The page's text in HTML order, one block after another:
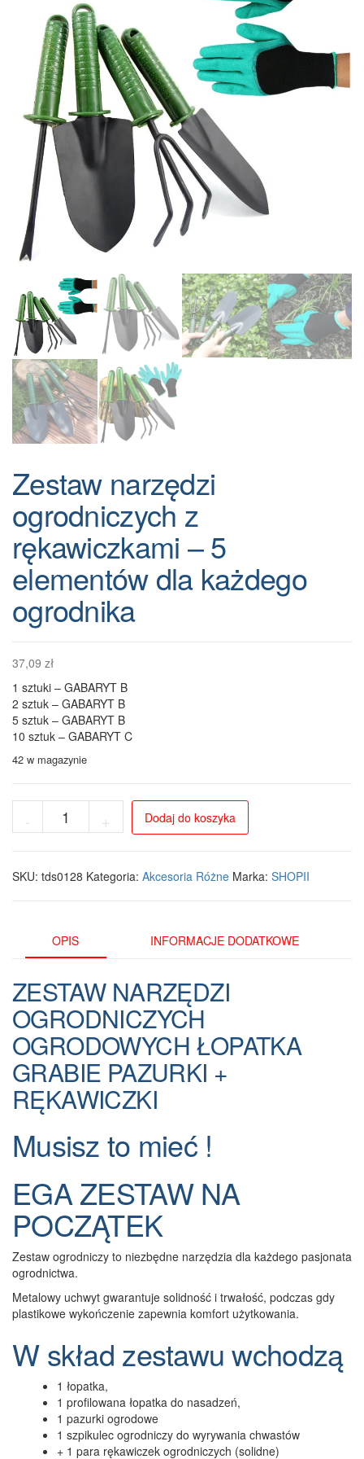
Zestaw narzędzi
ogrodniczych z
rękawiczkami – 5
elementów dla każdego
ogrodnika
37,09 zł
1 sztuki – GABARYT B
2 sztuk – GABARYT B
5 sztuk – GABARYT B
10 sztuk – GABARYT C
42 w magazynie
-
Zestaw
z
elementów
dla
ogrodnika
+ Dodaj do koszyka
SKU: tds0128 Kategoria: Akcesoria Różne Marka: SHOPII
OPIS INFORMACJE DODATKOWE
ZESTAW NARZĘDZI
OGRODNICZYCH
OGRODOWYCH ŁOPATKA
GRABIE PAZURKI +
RĘKAWICZKI
Musisz to mieć !
EGA ZESTAW NA
POCZĄTEK
Zestaw ogrodniczy to niezbędne narzędzia dla każdego pasjonata
ogrodnictwa.
Metalowy uchwyt gwarantuje solidność i trwałość, podczas gdy
plastikowe wykończenie zapewnia komfort użytkowania.
W skład zestawu wchodzą
1 łopatka,
1 profilowana łopatka do nasadzeń,
1 pazurki ogrodowe
1 szpikulec ogrodniczy do wyrywania chwastów
+ 1 para rękawiczek ogrodniczych (solidne)